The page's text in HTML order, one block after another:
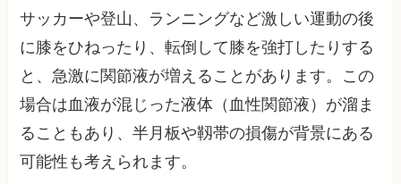
サッカーや登山、ランニングなど激しい運動の後
に膝をひねったり、転倒して膝を強打したりする
と、急激に関節液が増えることがあります。この
場合は血液が混じった液体（血性関節液）が溜ま
ることもあり、半月板や靱帯の損傷が背景にある
可能性も考えられます。